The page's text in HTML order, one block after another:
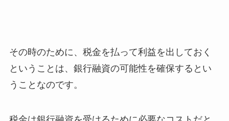
その時のために、税金を払って利益を出しておく
ということは、銀行融資の可能性を確保するとい
うことなのです。